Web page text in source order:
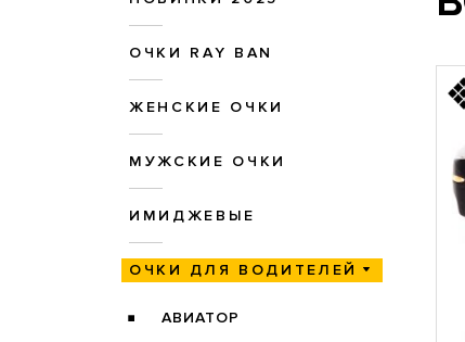
ОЧКИ RAY BAN
ЖЕНСКИЕ ОЧКИ
МУЖСКИЕ ОЧКИ
ИМИДЖЕВЫЕ
ОЧКИ ДЛЯ ВОДИТЕЛЕЙ
АВИАТОР